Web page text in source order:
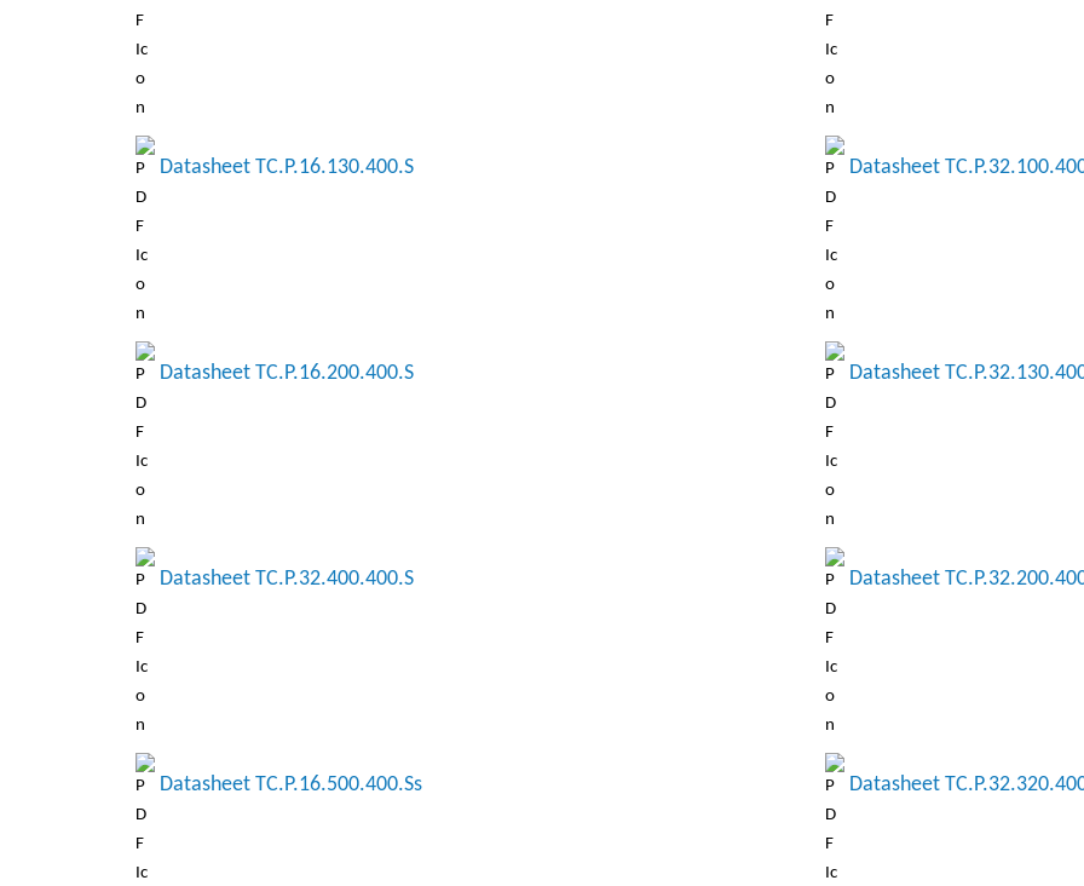
Datasheet TC.P.16.130.400.S
Datasheet TC.P.16.200.400.S
Datasheet TC.P.32.400.400.S
Datasheet TC.P.16.500.400.Ss
Datasheet
Datasheet
Datasheet
Datasheet